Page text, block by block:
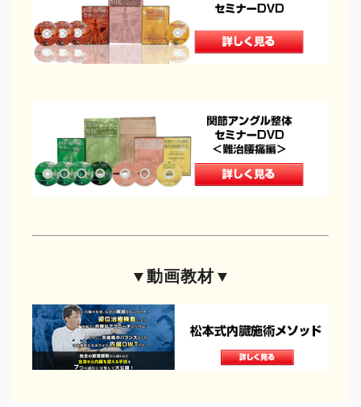
▼動画教材▼
治療家の生き方
治療院で物販する
セラボイス